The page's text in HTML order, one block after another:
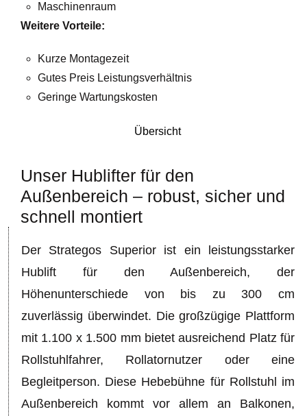
Maschinenraum
Weitere Vorteile:
Kurze Montagezeit
Gutes Preis Leistungsverhältnis
Geringe Wartungskosten
Zeitgemäßes DesignÜbersicht
Unser Hublifter für den
Außenbereich – robust, sicher und
schnell montiert
Der Strategos Superior ist ein leistungsstarker
Hublift für den Außenbereich, der
Höhenunterschiede von bis zu 300 cm
zuverlässig überwindet. Die großzügige Plattform
mit 1.100 x 1.500 mm bietet ausreichend Platz für
Rollstuhlfahrer, Rollatornutzer oder eine
Begleitperson. Diese Hebebühne für Rollstuhl im
Außenbereich kommt vor allem an Balkonen,